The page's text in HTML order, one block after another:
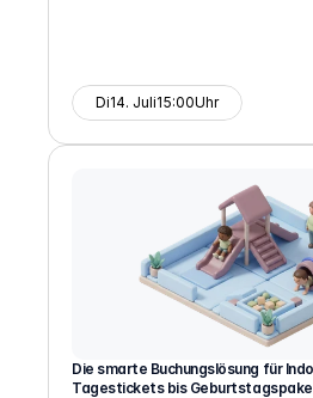
Di14. Juli15:00Uhr
Die smarte Buchungslösung für
Tagestickets bis